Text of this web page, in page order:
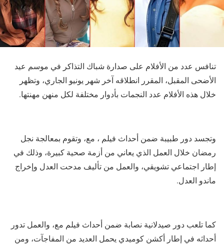
تنافس عدد من الأفلام على صدارة شباك التذاكر في موسم عيد
الأضحى المقبل، المقرر انطلاقه آخر شهر يونيو الجاري، وتظهر
خلال هذه الأفلام عدد النجمات بأدوار مختلفة لكل منهن مهنتها.
وتجسد دور طبيبة ضمن أحداث فيلم ، مع، وتقوم بمعالجة نجل
رمضان خلال العمل الذي يعاني من أزمة صحية كبيرة، وذلك في
إطار اجتماعي تشويقي، والعمل من تأليف مدحت العدل وإخراج
ماندو العدل.
كما تلعب دور صيدلانية نصابة ضمن أحداث فيلم مع، والعمل تدور
أحداثه في إطار أكشن كوميدي يحمل العديد من المفاجآت، ومن